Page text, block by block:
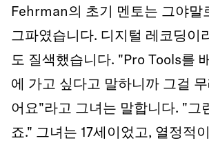
Fehrman의 초기 멘토는 그야말
그파였습니다. 디지털 레코딩이
도 질색했습니다. "Pro Tools를
에 가고 싶다고 말하니까 그걸
어요"라고 그녀는 말합니다. "그
죠." 그녀는 17세이었고, 열정적